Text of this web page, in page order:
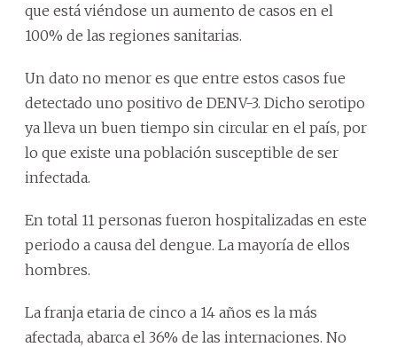
que está viéndose un aumento de casos en el
100% de las regiones sanitarias.
Un dato no menor es que entre estos casos fue
detectado uno positivo de DENV-3. Dicho serotipo
ya lleva un buen tiempo sin circular en el país, por
lo que existe una población susceptible de ser
infectada.
En total 11 personas fueron hospitalizadas en este
periodo a causa del dengue. La mayoría de ellos
hombres.
La franja etaria de cinco a 14 años es la más
afectada, abarca el 36% de las internaciones. No